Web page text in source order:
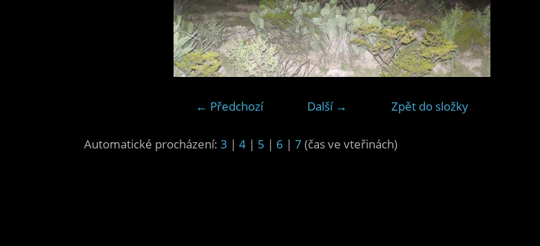
← Předchozí Další → Zpět do složky
Automatické procházení: 3 | 4 | 5 | 6 | 7 (čas ve vteřinách)